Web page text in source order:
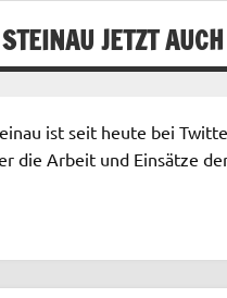
JETZT
ist seit heute bei
die Arbeit und Einsätze